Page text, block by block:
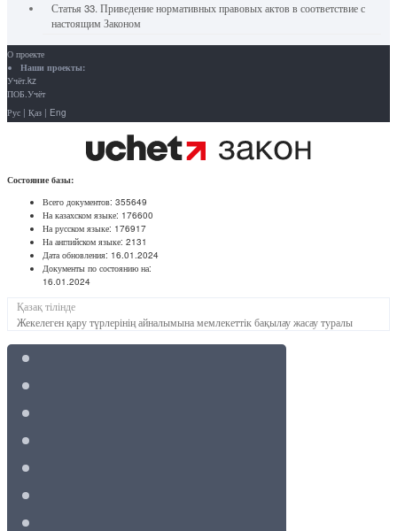
Статья 33. Приведение нормативных правовых актов в соответствие с
настоящим Законом
О проекте
Наши проекты:
Учёт.kz
ПОБ.Учёт
Рус | Қаз | Eng
Состояние базы:
Всего документов: 355649
На казахском языке: 176600
На русском языке: 176917
На английском языке: 2131
Дата обновления: 16.01.2024
Документы по состоянию на:
16.01.2024
Қазақ тілінде
Жекелеген қару түрлерінің айналымына мемлекеттік бақылау жасау туралы